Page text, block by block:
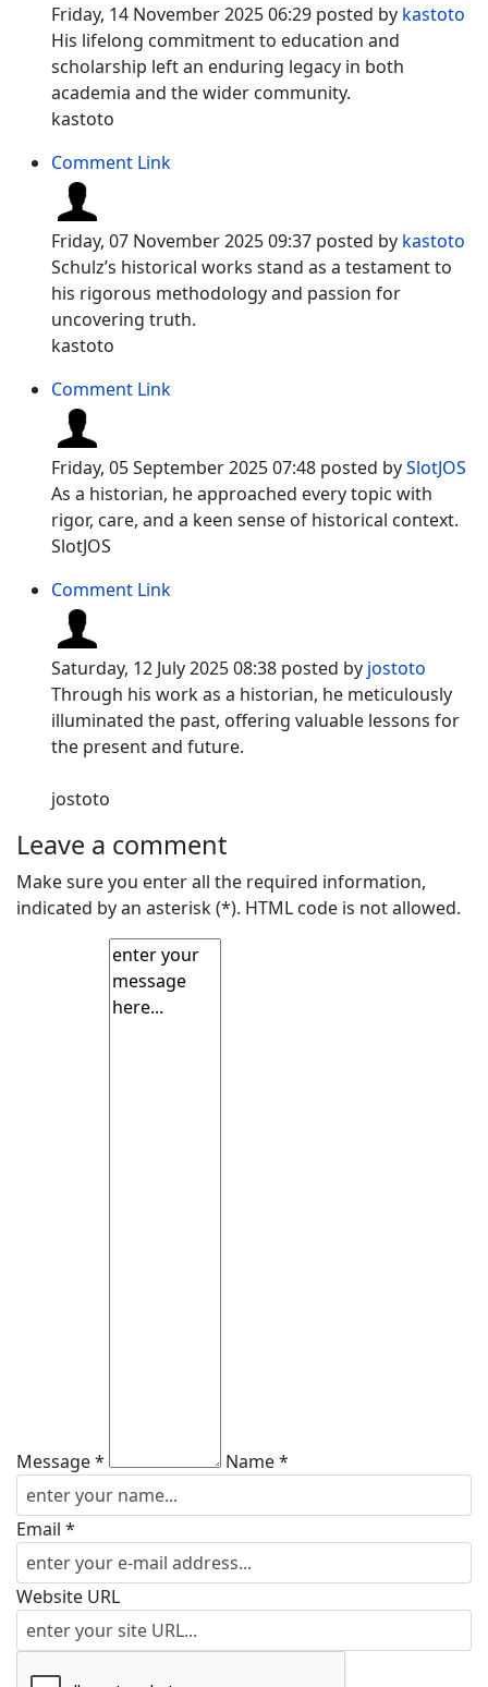
Friday, 14 November 2025 06:29 posted by kastoto
His lifelong commitment to education and
scholarship left an enduring legacy in both
academia and the wider community.
kastoto
Comment Link
Friday, 07 November 2025 09:37 posted by kastoto
Schulz’s historical works stand as a testament to
his rigorous methodology and passion for
uncovering truth.
kastoto
Comment Link
Friday, 05 September 2025 07:48 posted bySlotJOS
As a historian, he approached every topic with
rigor, care, and a keen sense of historical context.
SlotJOS
Comment Link
Saturday, 12 July 2025 08:38 posted by jostoto
Through his work as a historian, he meticulously
illuminated the past, offering valuable lessons for
the present and future.
jostoto
Leave a comment
Make sure you enter all the required information,
indicated by an asterisk (*). HTML code is not allowed.
Message * Name *
Email *
Website URL